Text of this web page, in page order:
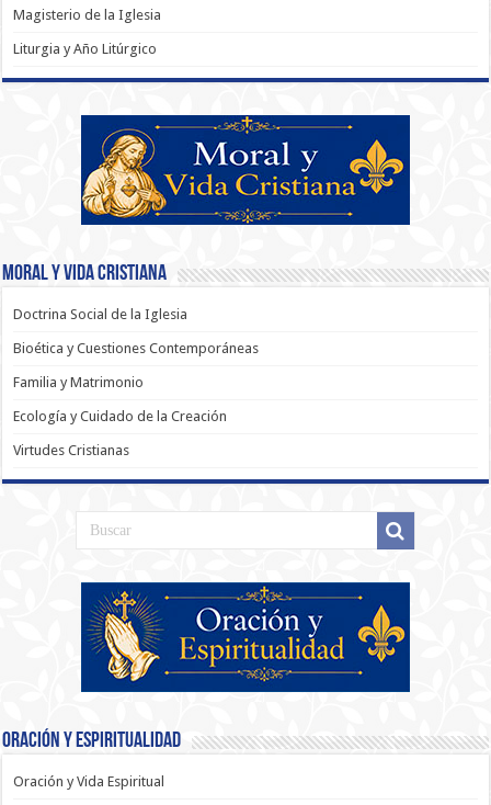
Magisterio de la Iglesia
Liturgia y Año Litúrgico
Moral y Vida Cristiana
Doctrina Social de la Iglesia
Bioética y Cuestiones Contemporáneas
Familia y Matrimonio
Ecología y Cuidado de la Creación
Virtudes Cristianas
Oración y Espiritualidad
Oración y Vida Espiritual